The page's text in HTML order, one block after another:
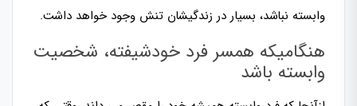
وابسته نباشد، بسیار در زندگیشان تنش وجود خواهد داشت.
هنگامیکه همسر فرد خودشیفته، شخصیت
وابسته باشد